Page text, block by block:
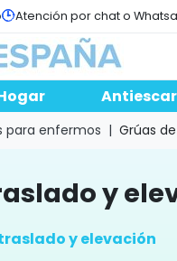
Atención por chat o
para enfermos Grúas
y
y elevación